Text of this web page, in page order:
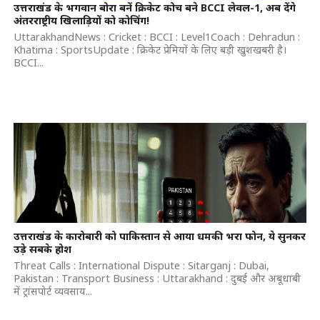
उत्तराखंड के भगवान बोरा बनें क्रिकेट कोच बने BCCI लेवल-1, अब देंगे
अंतरराष्ट्रीय खिलाड़ियों को कोचिंग!
UttarakhandNews : Cricket : BCCI : Level1Coach : Dehradun :
Khatima : SportsUpdate : क्रिकेट प्रेमियों के लिए बड़ी खुशखबरी है।
BCCI...
उत्तराखंड के कारोबारी को पाकिस्तान से आया धमकी भरा फोन, ये सुनकर
उड़े सबके होश
Threat Calls : International Dispute : Sitarganj : Dubai,
Pakistan : Transport Business : Uttarakhand : दुबई और अबूधाबी
में ट्रांसपोर्ट व्यवसाय...